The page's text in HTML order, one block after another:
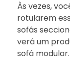
Às vezes,
rotularem
sofás
verá um
sofá modular.